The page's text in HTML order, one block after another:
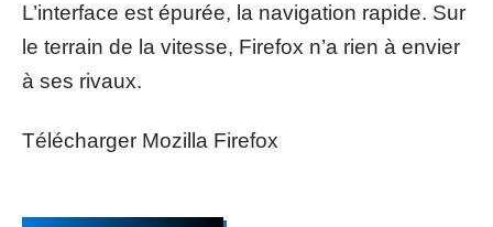
L’interface est épurée, la navigation rapide. Sur
le terrain de la vitesse, Firefox n’a rien à envier
à ses rivaux.
Télécharger Mozilla Firefox